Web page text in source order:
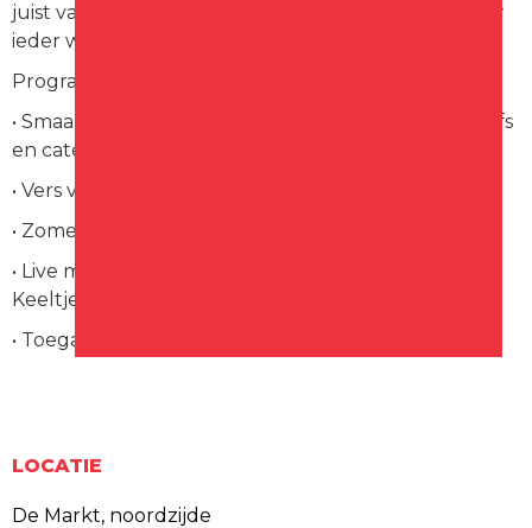
juist van robuuste klassiekers van de grill – er is voor
ieder wat wils.
Programma in een notendop:
• Smaakvolle kraampjes met gerechten van topchefs
en cateraars
• Vers vis- en vegetarische gerechten
• Zomerse ambiance en gezellige zithoeken
• Live muziek van de populaire band De Gesmeerde
Keeltjes
• Toegang is gratis
LOCATIE
De Markt, noordzijde